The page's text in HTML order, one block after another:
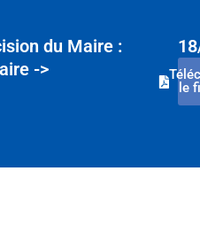
du Maire :
->
le